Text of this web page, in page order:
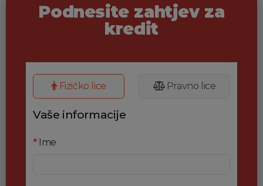
Podnesite zahtjev za
kredit
Fizičko lice Pravno lice
Vaše informacije
*Ime